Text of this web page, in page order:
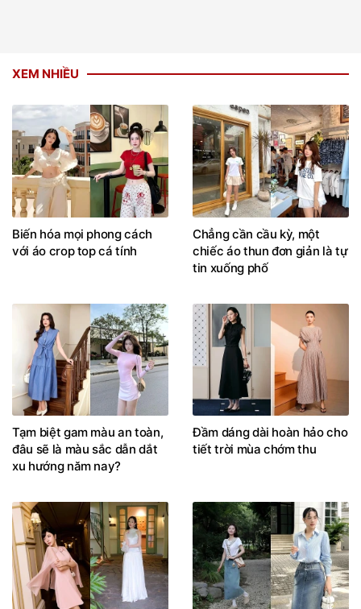
XEM NHIỀU
Biến hóa mọi phong cách
với áo crop top cá tính
Chẳng cần cầu kỳ, một
chiếc áo thun đơn giản là tự
tin xuống phố
Tạm biệt gam màu an toàn,
đâu sẽ là màu sắc dẫn dắt
xu hướng năm nay?
Đầm dáng dài hoàn hảo cho
tiết trời mùa chớm thu